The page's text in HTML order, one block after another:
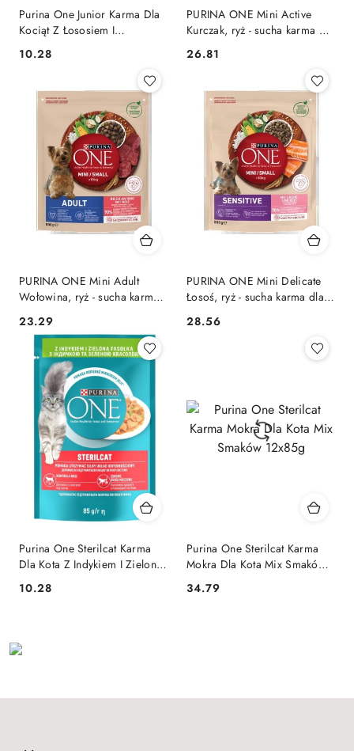
Purina One Junior Karma Dla
Kociąt Z Łososiem I
Marchewką 85g
Cena:
10.28
PURINA ONE Mini Active
Kurczak, ryż - sucha karma dla
psa - 800g
Cena:
26.81
PURINA ONE Mini Adult
Wołowina, ryż - sucha karma
Cena:
23.29
PURINA ONE Mini Delicate
Łosoś, ryż - sucha karma dla
Cena:
28.56
Purina One Sterilcat Karma
Dla Kota Z Indykiem I Zieloną
Cena:
10.28
Purina One Sterilcat Karma
Mokra Dla Kota Mix Smaków
Cena:
34.79